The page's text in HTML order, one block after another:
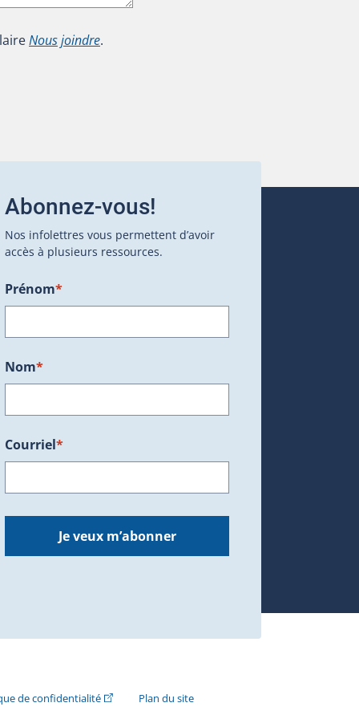
Nous joindre.
Abonnez-vous!
Nos infolettres vous permettent d’avoir
accès à plusieurs ressources.
Prénom*
Nom*
Courriel*
Je veux m’abonner
s'ouvrira dans une nouvelle fenêtre.)
de confidentialité(Cet hyperlien externe s'ouvrira dans une nouvelle
Plan du site